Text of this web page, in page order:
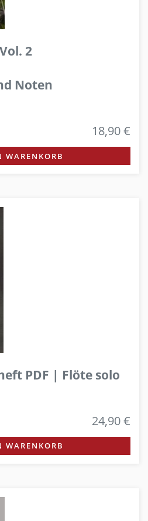
2
Noten
18,90 €
WARENKORB
PDF | Flöte solo
24,90 €
WARENKORB